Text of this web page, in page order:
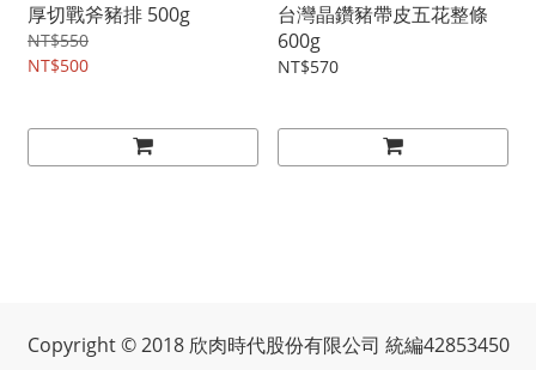
厚切戰斧豬排 500g
NT$550
NT$500
台灣晶鑽豬帶皮五花整條
600g
NT$570
Copyright © 2018 欣肉時代股份有限公司 統編42853450